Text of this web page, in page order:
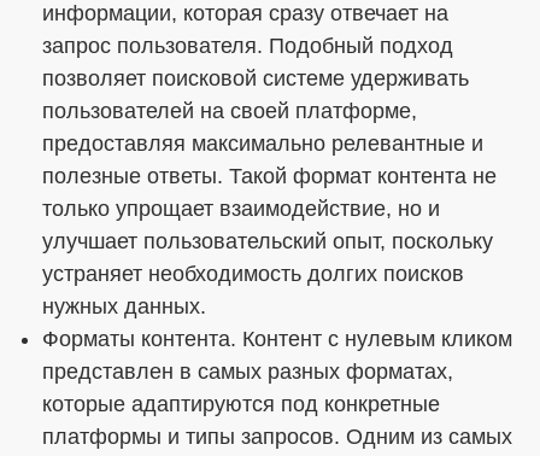
информации, которая сразу отвечает на
запрос пользователя. Подобный подход
позволяет поисковой системе удерживать
пользователей на своей платформе,
предоставляя максимально релевантные и
полезные ответы. Такой формат контента не
только упрощает взаимодействие, но и
улучшает пользовательский опыт, поскольку
устраняет необходимость долгих поисков
нужных данных.
Форматы контента. Контент с нулевым кликом
представлен в самых разных форматах,
которые адаптируются под конкретные
платформы и типы запросов. Одним из самых